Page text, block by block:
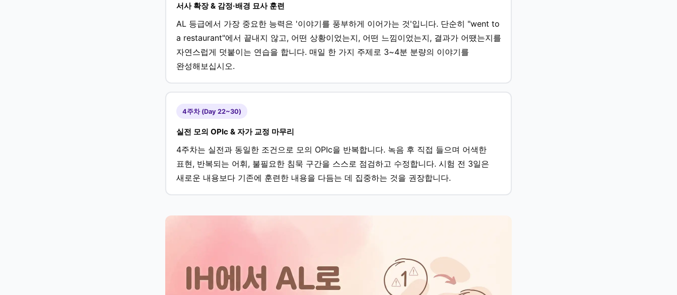
서사 확장 & 감정·배경 묘사 훈련
AL 등급에서 가장 중요한 능력은 '이야기를 풍부하게 이어가는 것'입니다. 단순히 "went to
a restaurant"에서 끝내지 않고, 어떤 상황이었는지, 어떤 느낌이었는지, 결과가 어땠는지를
자연스럽게 덧붙이는 연습을 합니다. 매일 한 가지 주제로 3~4분 분량의 이야기를
완성해보십시오.
4주차 (Day 22~30)
실전 모의 OPIc & 자가 교정 마무리
4주차는 실전과 동일한 조건으로 모의 OPIc을 반복합니다. 녹음 후 직접 들으며 어색한
표현, 반복되는 어휘, 불필요한 침묵 구간을 스스로 점검하고 수정합니다. 시험 전 3일은
새로운 내용보다 기존에 훈련한 내용을 다듬는 데 집중하는 것을 권장합니다.